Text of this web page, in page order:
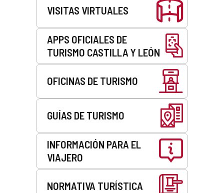
VISITAS VIRTUALES
APPS OFICIALES DE
TURISMO CASTILLA Y LEÓN
OFICINAS DE TURISMO
GUÍAS DE TURISMO
INFORMACIÓN PARA EL
VIAJERO
NORMATIVA TURÍSTICA